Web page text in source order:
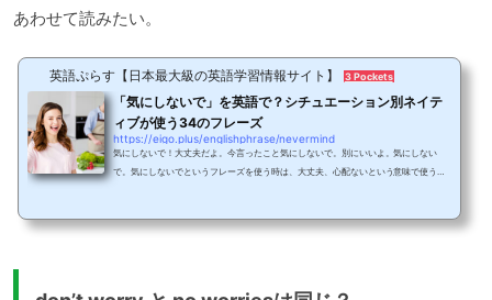
あわせて読みたい。
英語ぷらす【日本最大級の英語学習情報サイト】 3 Pockets
「気にしないで」を英語で？シチュエーション別ネイテ
ィブが使う34のフレーズ
https://eigo.plus/englishphrase/nevermind
気にしないで！大丈夫だよ。今言ったこと気にしないで。別にいいよ。気にしない
で。気にしないでというフレーズを使う時は、大丈夫、心配ないという意味で使うこ
れは、英語表現にも該当します。英語も、状況に合わせて気にしないでにあたる表現